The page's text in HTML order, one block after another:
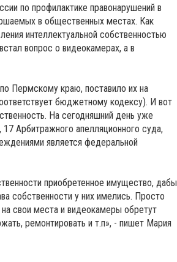
по профилактике правонарушений в
в общественных местах. Как
интеллектуальной собственностью
вопрос о видеокамерах, а в
Пермскому краю, поставило их на
бюджетному кодексу). И вот
На сегодняшний день уже
Арбитражного апелляционного суда,
является федеральной
приобретенное имущество, дабы
собственности у них имелись. Просто
свои места и видеокамеры обретут
ремонтировать и т.п», - пишет Мария